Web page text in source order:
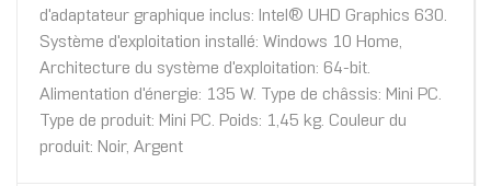
d'adaptateur graphique inclus: Intel® UHD Graphics 630.
Système d'exploitation installé: Windows 10 Home,
Architecture du système d'exploitation: 64-bit.
Alimentation d'énergie: 135 W. Type de châssis: Mini PC.
Type de produit: Mini PC. Poids: 1,45 kg. Couleur du
produit: Noir, Argent